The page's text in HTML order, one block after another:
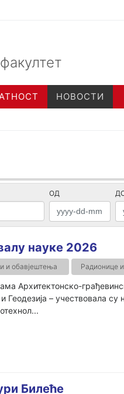
НОВОСТИ
ОД
науке 2026
и обавјештења Радионице
Архитектонско-
– учествовала су
Билеће